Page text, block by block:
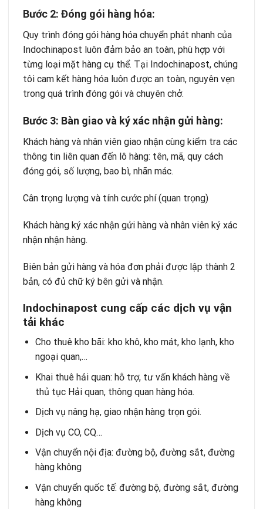
Bước 2: Đóng gói hàng hóa:
Quy trình đóng gói hàng hóa chuyển phát nhanh của
Indochinapost luôn đảm bảo an toàn, phù hợp với
từng loại mặt hàng cụ thể. Tại Indochinapost, chúng
tôi cam kết hàng hóa luôn được an toàn, nguyên vẹn
trong quá trình đóng gói và chuyên chở.
Bước 3: Bàn giao và ký xác nhận gửi hàng:
Khách hàng và nhân viên giao nhận cùng kiểm tra các
thông tin liên quan đến lô hàng: tên, mã, quy cách
đóng gói, số lượng, bao bì, nhãn mác.
Cân trọng lượng và tính cước phí (quan trọng)
Khách hàng ký xác nhận gửi hàng và nhân viên ký xác
nhận nhận hàng.
Biên bản gửi hàng và hóa đơn phải được lập thành 2
bản, có đủ chữ ký bên gửi và nhận.
Indochinapost cung cấp các dịch vụ vận
tải khác
Cho thuê kho bãi: kho khô, kho mát, kho lạnh, kho
ngoại quan,…
Khai thuê hải quan: hỗ trợ, tư vấn khách hàng về
thủ tục Hải quan, thông quan hàng hóa.
Dịch vụ nâng hạ, giao nhận hàng trọn gói.
Dịch vụ CO, CQ…
Vận chuyển nội địa: đường bộ, đường sắt, đường
hàng không
Vận chuyển quốc tế: đường bộ, đường sắt, đường
hàng không